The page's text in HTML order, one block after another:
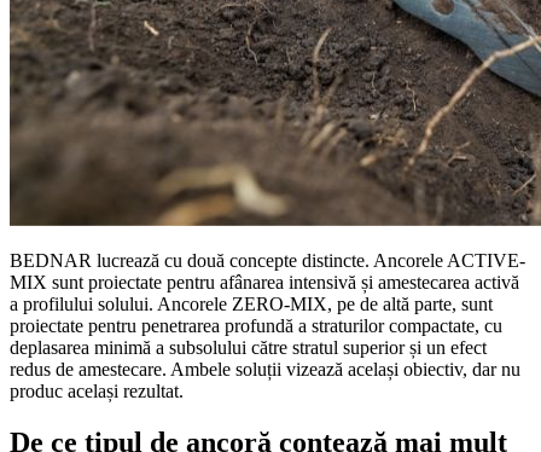
BEDNAR lucrează cu două concepte distincte. Ancorele ACTIVE-
MIX sunt proiectate pentru afânarea intensivă și amestecarea activă
a profilului solului. Ancorele ZERO-MIX, pe de altă parte, sunt
proiectate pentru penetrarea profundă a straturilor compactate, cu
deplasarea minimă a subsolului către stratul superior și un efect
redus de amestecare. Ambele soluții vizează același obiectiv, dar nu
produc același rezultat.
De ce tipul de ancoră contează mai mult